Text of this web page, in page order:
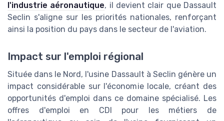
l'industrie aéronautique, il devient clair que Dassault
Seclin s'aligne sur les priorités nationales, renforçant
ainsi la position du pays dans le secteur de l'aviation.
Impact sur l'emploi régional
Située dans le Nord, l'usine Dassault à Seclin génère un
impact considérable sur l'économie locale, créant des
opportunités d'emploi dans ce domaine spécialisé. Les
offres d'emploi en CDI pour les métiers de